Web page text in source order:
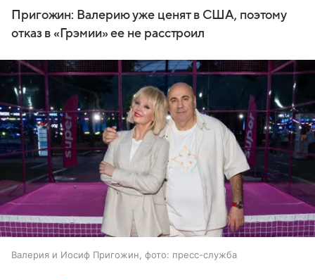
Пригожин: Валерию уже ценят в США, поэтому
отказ в «Грэмии» ее не расстроил
Валерия и Иосиф Пригожин, фото: пресс-служба